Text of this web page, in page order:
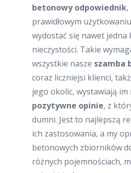
betonowy odpowiednik
prawidłowym
wydostać się nawet jedna
nieczystości. Takie
wszystkie nasze szamba
coraz liczniejsi klienci,
jego okolic, wystawiają im
pozytywne opinie, z
dumni. Jest to najlepszą
ich zastosowania, a my
betonowych zbiorników
różnych pojemnościach,